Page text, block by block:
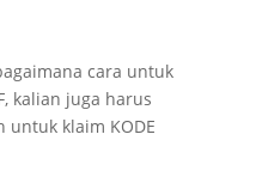
cara untuk
kalian juga harus
untuk klaim KODE